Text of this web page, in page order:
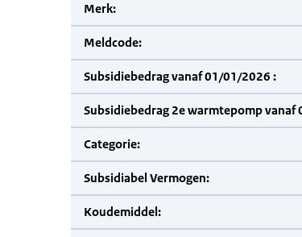
Merk:
Meldcode:
Subsidiebedrag vanaf 01/01/2026 :
Subsidiebedrag 2e warmtepomp vanaf
Categorie:
Subsidiabel Vermogen:
Koudemiddel: